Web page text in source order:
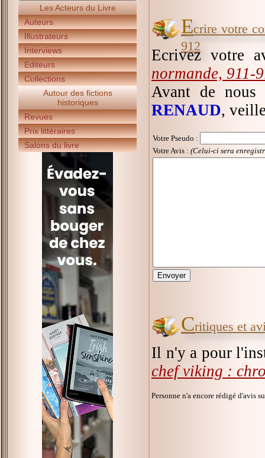
Les Acteurs du Livre
Auteurs
Illustrateurs
Interviews
Editeurs
Collections
Autour des fictions
historiques
Revues
Prix littéraires
Salons du livre
Ecrire votre
912
Ecrivez votre
normande, 911-
Avant de
RENAUD,
Votre Pseudo :
Votre Avis : (Celui-ci sera
Critiques et
Il n'y a pour
chef viking :
Personne n'a encore rédigé d'avis